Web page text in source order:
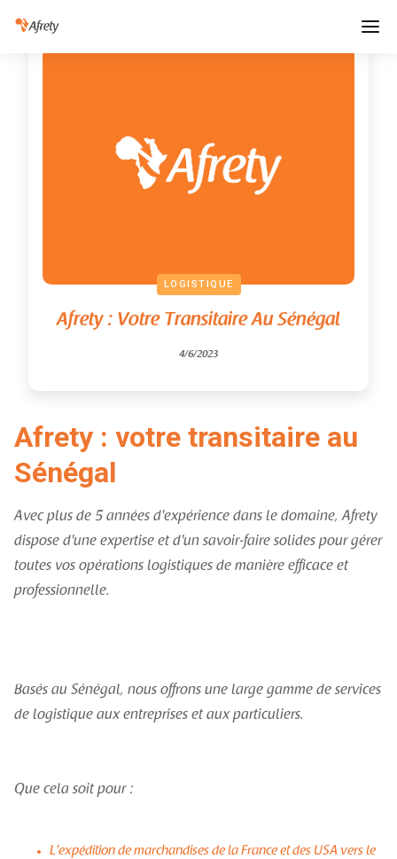
LOGISTIQUE
Afrety : Votre Transitaire Au Sénégal
4/6/2023
Afrety : votre transitaire au
Sénégal
Avec plus de 5 années d'expérience dans le domaine, Afrety
dispose d'une expertise et d'un savoir-faire solides pour gérer
toutes vos opérations logistiques de manière efficace et
professionnelle.
Basés au Sénégal, nous offrons une large gamme de services
de logistique aux entreprises et aux particuliers.
Que cela soit pour :
L'expédition de marchandises de la France et des USA vers le